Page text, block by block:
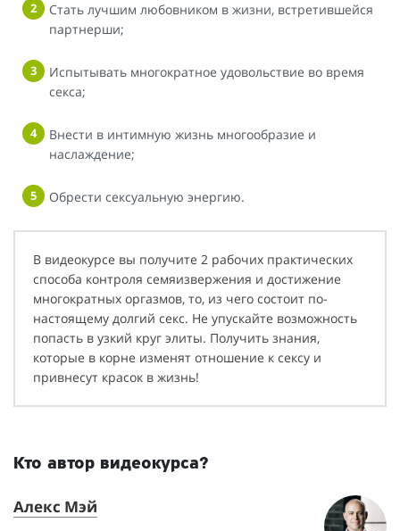
Стать лучшим любовником в жизни, встретившейся
партнерши;
Испытывать многократное удовольствие во время
секса;
Внести в интимную жизнь многообразие и
наслаждение;
Обрести сексуальную энергию.
В видеокурсе вы получите 2 рабочих практических
способа контроля семяизвержения и достижение
многократных оргазмов, то, из чего состоит по-
настоящему долгий секс. Не упускайте возможность
попасть в узкий круг элиты. Получить знания,
которые в корне изменят отношение к сексу и
привнесут красок в жизнь!
Кто автор видеокурса?
Алекс Мэй